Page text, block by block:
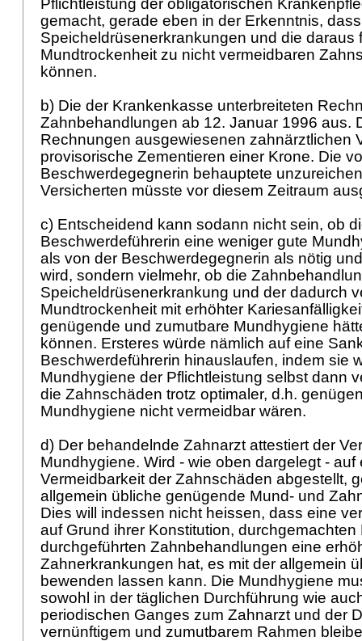
Pflichtleistung der obligatorischen
gemacht, gerade eben in der Erkenntnis, dass
Speicheldrüsenerkrankungen und die daraus
Mundtrockenheit zu nicht vermeidbaren
können.
b) Die der Krankenkasse unterbreiteten
Zahnbehandlungen ab 12. Januar 1996 aus.
Rechnungen ausgewiesenen zahnärztlichen
provisorische Zementieren einer Krone. Die
Beschwerdegegnerin behauptete
Versicherten müsste vor diesem Zeitraum
c) Entscheidend kann sodann nicht sein, ob
Beschwerdeführerin eine weniger gute
als von der Beschwerdegegnerin als nötig
wird, sondern vielmehr, ob die
Speicheldrüsenerkrankung und der dadurch
Mundtrockenheit mit erhöhter
genügende und zumutbare Mundhygiene
können. Ersteres würde nämlich auf eine
Beschwerdeführerin hinauslaufen, indem sie
Mundhygiene der Pflichtleistung selbst dann
die Zahnschäden trotz optimaler, d.h.
Mundhygiene nicht vermeidbar wären.
d) Der behandelnde Zahnarzt attestiert der
Mundhygiene. Wird - wie oben dargelegt - auf
Vermeidbarkeit der Zahnschäden abgestellt,
allgemein übliche genügende Mund- und
Dies will indessen nicht heissen, dass eine
auf Grund ihrer Konstitution,
durchgeführten Zahnbehandlungen eine
Zahnerkrankungen hat, es mit der allgemein
bewenden lassen kann. Die Mundhygiene
sowohl in der täglichen Durchführung wie
periodischen Ganges zum Zahnarzt und der
vernünftigem und zumutbarem Rahmen